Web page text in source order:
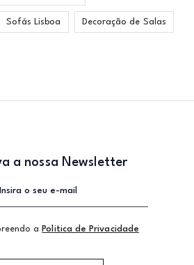
Sofás Lisboa Decoração de Salas
a nossa Newsletter
a Politica de Privacidade